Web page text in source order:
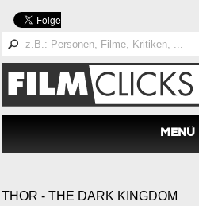
MENÜ
THOR - THE DARK KINGDOM